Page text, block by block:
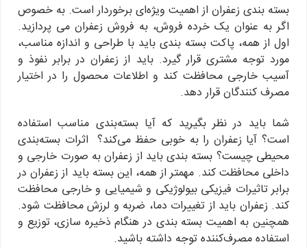
بسته بندی زعفران از اهمیت ویژه‌ای برخوردار است. به خصوص
اگر به عنوان یک خرده فروش، به فروش زعفران می پردازید.
اول از همه، پاکت بسته بندی باید با طراحی و اندازه مناسب،
مورد توجه مشتری قرار گیرد. باید از زعفران در برابر نفوذ و
آسیب خارجی محافظت کند و اطلاعات محصول را در اختیار
مصرف کنندگان قرار دهد.
شما باید در نظر بگیرید که آیا بسته‌بندی مناسب استفاده
است؟ آیا زعفران را به خوبی حفظ می‌کند؟ اثرات بسته‌بندی
محیطی چیست؟ بسته بندی باید از زعفران به صورت خارجی و
داخلی محافظت کند. مهمتر از همه، این بسته باید از زعفران در
برابر تاثیرات فیزیکی بیولوژیکی و شیمیایی و خارجی محافظت
کند. زعفران باید از تغییرات دما، ضربه و لرزش محافظت شود.
همچنین به اهمیت بسته بندی در هنگام ذخیره سازی، توزیع و
استفاده مصرف‌کننده توجه داشته باشید.